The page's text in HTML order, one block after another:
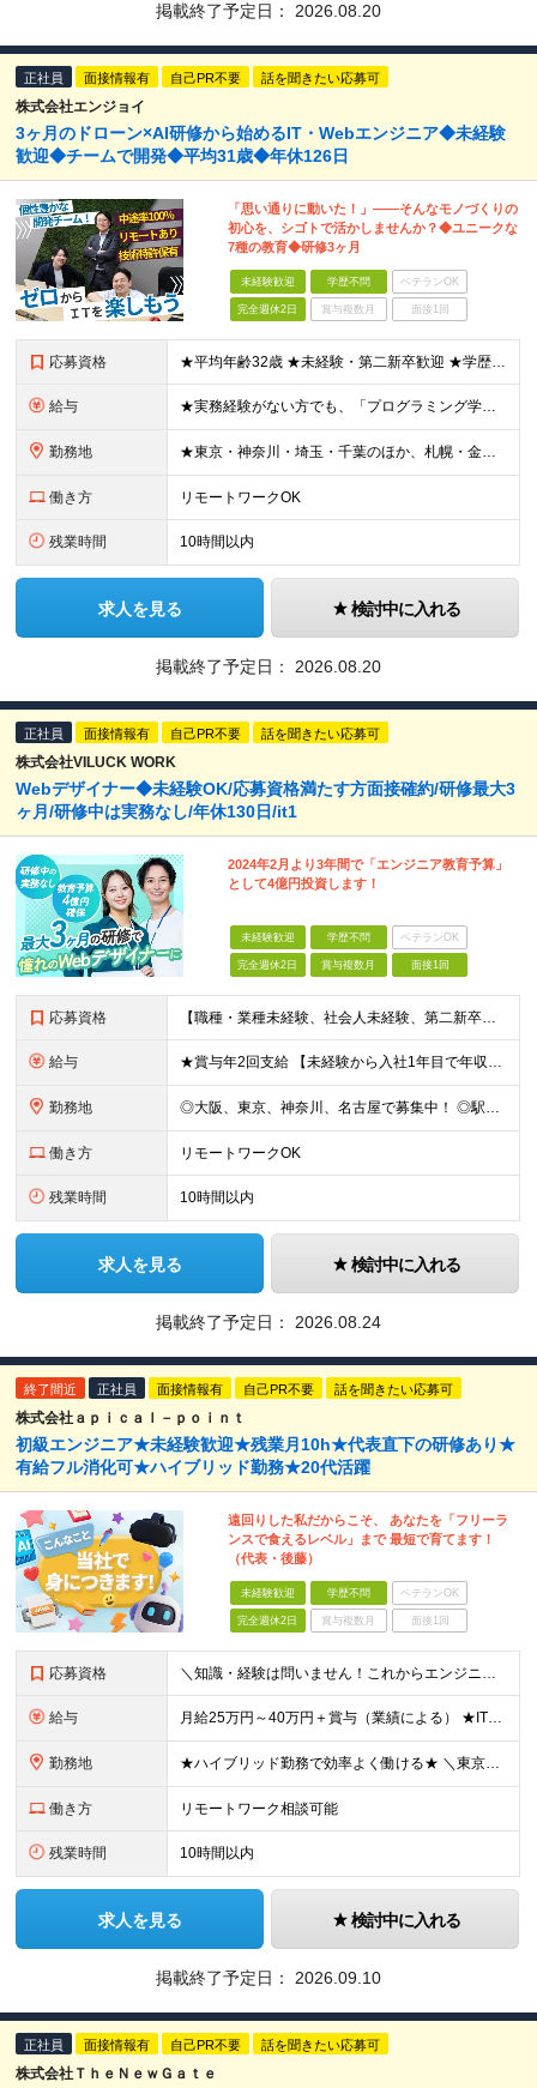
掲載終了予定日： 2026.08.20
正社員 面接情報有 自己PR不要 話を聞きたい応募可
株式会社エンジョイ
3ヶ月のドローン×AI研修から始めるIT・Webエンジニア◆未経験
歓迎◆チームで開発◆平均31歳◆年休126日
「思い通りに動いた！」――そんなモノづくりの
初心を、シゴトで活かしませんか？◆ユニークな
7種の教育◆研修3ヶ月
未経験歓迎 学歴不問 ベテランOK
完全週休2日 賞与複数月 面接1回
応募資格 ★平均年齢32歳 ★未経験・第二新卒歓迎 ★学歴不問 ★人柄重視の採用 ＊＊＊＊＊＊＊＊＊＊＊ ■ AI時代に負けないスキルを身につけたい方はぜひ！ （IT・Webが初めて、という方も歓迎します）
給与 ★実務経験がない方でも、「プログラミング学習」「IT系の趣味開発」「インフラやテスト・サポート系のご経験」などを優遇して給与額を決定します！ ＊＊＊＊＊＊＊＊＊＊＊ ▼エリアにより異なります ■東
勤務地 ★東京・神奈川・埼玉・千葉のほか、札幌・金沢・福岡で募集！ （※転勤なし、リモートワークの可能性あり） ■本社 ￣￣￣ 東京都台東区上野6-1-11 平岡ビル9F ※本社または、一都三県のプロジェク
働き方 リモートワークOK
残業時間 10時間以内
求人を見る 検討中に入れる
掲載終了予定日： 2026.08.20
正社員 面接情報有 自己PR不要 話を聞きたい応募可
株式会社VILUCK WORK
Webデザイナー◆未経験OK/応募資格満たす方面接確約/研修最大3
ヶ月/研修中は実務なし/年休130日/it1
2024年2月より3年間で「エンジニア教育予算」
として4億円投資します！
未経験歓迎 学歴不問 ベテランOK
完全週休2日 賞与複数月 面接1回
応募資格 【職種・業種未経験、社会人未経験、第二新卒、歓迎します】 ◆35歳以下の方 └長期キャリア形成のため、年齢制限をかけた募集となります。 ◆学歴不問 《こんな方に向いています！》 ■フロントエンジニア
給与 ★賞与年2回支給 【未経験から入社1年目で年収48万円以上UPも目指せる◎】 研修に加え、バディ制度も整備。不安なことがあれば丁寧にフォローします。 頑張り次第で収入アップが実現可能であり、入社1年
勤務地 ◎大阪、東京、神奈川、名古屋で募集中！ ◎駅チカ！ ◎勤務地は、希望を考慮のうえ決定いたします。 ◎転居を伴う転勤はありません。 【転勤なし／希望勤務地は考慮】 大阪、東京、神奈川、名古屋のいずれか
働き方 リモートワークOK
残業時間 10時間以内
求人を見る 検討中に入れる
掲載終了予定日： 2026.08.24
終了間近 正社員 面接情報有 自己PR不要 話を聞きたい応募可
株式会社ａｐｉｃａｌ－ｐｏｉｎｔ
初級エンジニア★未経験歓迎★残業月10h★代表直下の研修あり★
有給フル消化可★ハイブリッド勤務★20代活躍
遠回りした私だからこそ、 あなたを「フリーラ
ンスで食えるレベル」まで 最短で育てます！
（代表・後藤）
未経験歓迎 学歴不問 ベテランOK
完全週休2日 賞与複数月 面接1回
応募資格 ＼知識・経験は問いません！これからエンジニアを目指したい方歓迎◎／ ◆学歴不問 ◆経験不問 ＜★下記に当てはまる方にピッタリ！★＞ □未経験からプロのエンジニアを目指したい方 □AIなど身近な開発に
給与 月給25万円～40万円＋賞与（業績による） ★ITのスキルを身につけながらしっかり稼げる！ ※スキルや経験により決定いたします ※固定残業代（月30時間分／4万5918円～）を含みます。超過分は
勤務地 ★ハイブリッド勤務で効率よく働ける★ ＼東京・大阪で採用実施中！大阪本社！／ 東京もしくは大阪の顧客先、もしくは当社オフィスにて勤務いただきます。 【本社】 大阪府大阪市中央区高麗橋2-2-7 東栄
働き方 リモートワーク相談可能
残業時間 10時間以内
求人を見る 検討中に入れる
掲載終了予定日： 2026.09.10
正社員 面接情報有 自己PR不要 話を聞きたい応募可
株式会社ＴｈｅＮｅｗＧａｔｅ